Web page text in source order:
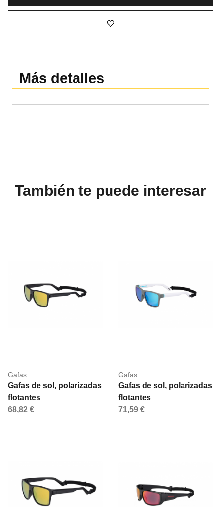
Más detalles
También te puede interesar
Gafas
Gafas de sol, polarizadas
flotantes
68,82 €
Gafas
Gafas de sol, polarizadas
flotantes
71,59 €